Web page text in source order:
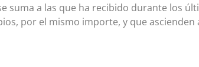
suma a las que ha recibido durante los
por el mismo importe, y que ascienden